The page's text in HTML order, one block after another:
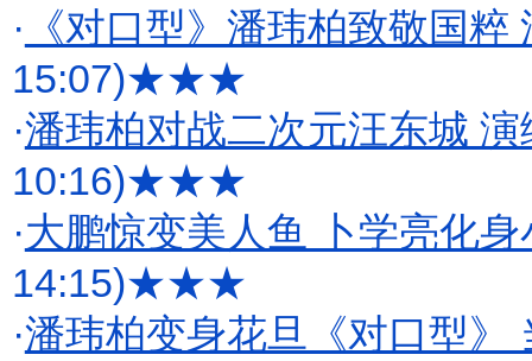
· 《对口型》潘玮柏致敬国
15:07)★★★
·潘玮柏对战二次元汪东城
10:16)★★★
·大鹏惊变美人鱼 卜学亮化
14:15)★★★
·潘玮柏变身花旦《对口型》